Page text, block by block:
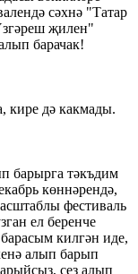
сәхнә "Татар
җилен"
барачак!
кире дә какмады.
барырга тәкъдим
көннәрендә,
фестиваль
ел беренче
килгән иде,
алып барып
сез алып